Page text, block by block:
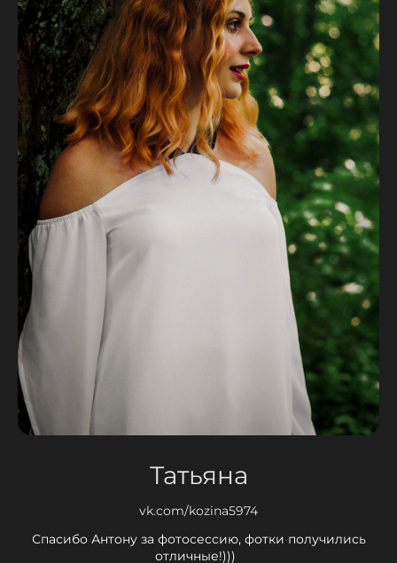
Татьяна
vk.com/kozina5974
Спасибо Антону за фотосессию, фотки получились
отличные!)))